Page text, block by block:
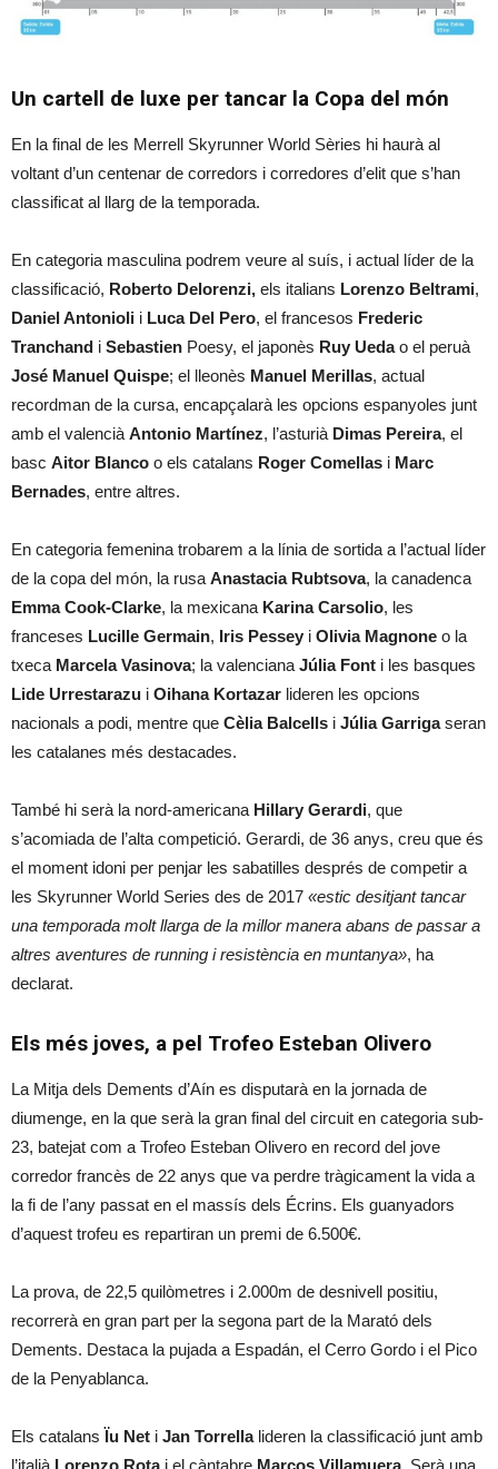
Un cartell de luxe per tancar la Copa del món
En la final de les Merrell Skyrunner World Sèries hi haurà al
voltant d’un centenar de corredors i corredores d’elit que s’han
classificat al llarg de la temporada.
En categoria masculina podrem veure al suís, i actual líder de la
classificació, Roberto Delorenzi, els italians Lorenzo Beltrami,
Daniel Antonioli i Luca Del Pero, el francesos Frederic
Tranchand i Sebastien Poesy, el japonès Ruy Uedao el peruà
José Manuel Quispe; el lleonès Manuel Merillas, actual
recordman de la cursa, encapçalarà les opcions espanyoles junt
amb el valencià Antonio Martínez, l’asturià Dimas Pereira, el
basc Aitor Blanco o els catalans Roger Comellas i Marc
Bernades, entre altres.
En categoria femenina trobarem a la línia de sortida a l’actual líder
de la copa del món, la rusa Anastacia Rubtsova, la canadenca
Emma Cook-Clarke, la mexicana Karina Carsolio, les
franceses Lucille Germain, Iris Pessey i Olivia Magnone o la
txeca Marcela Vasinova; la valenciana Júlia Font i les basques
Lide Urrestarazu i Oihana Kortazar lideren les opcions
nacionals a podi, mentre que Cèlia Balcells i Júlia Garrigaseran
les catalanes més destacades.
També hi serà la nord-americana Hillary Gerardi, que
s’acomiada de l’alta competició. Gerardi, de 36 anys, creu que és
el moment idoni per penjar les sabatilles després de competir a
les Skyrunner World Series des de 2017 «estic desitjant tancar
una temporada molt llarga de la millor manera abans de passar a
altres aventures de running i resistència en muntanya», ha
declarat.
Els més joves, a pel Trofeo Esteban Olivero
La Mitja dels Dements d’Aín es disputarà en la jornada de
diumenge, en la que serà la gran final del circuit en categoria sub-
23, batejat com a Trofeo Esteban Olivero en record del jove
corredor francès de 22 anys que va perdre tràgicament la vida a
la fi de l’any passat en el massís dels Écrins. Els guanyadors
d’aquest trofeu es repartiran un premi de 6.500€.
La prova, de 22,5 quilòmetres i 2.000m de desnivell positiu,
recorrerà en gran part per la segona part de la Marató dels
Dements. Destaca la pujada a Espadán, el Cerro Gordo i el Pico
de la Penyablanca.
Els catalans Ïu Net i Jan Torrella lideren la classificació junt amb
l’italià Lorenzo Rota i el càntabre Marcos Villamuera . Serà una